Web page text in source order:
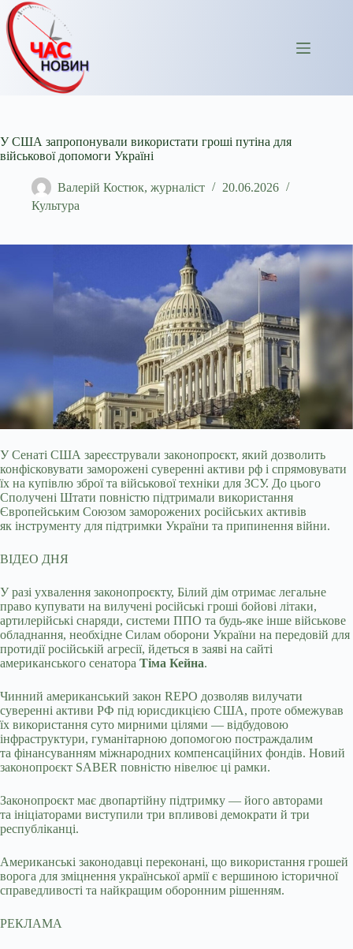
Перейти
до
вмісту
У США запропонували використати гроші путіна для
військової допомоги Україні
Валерій Костюк, журналіст
20.06.2026
Культура
У Сенаті США зареєстрували законопроєкт, який дозволить
конфісковувати заморожені суверенні активи рф і спрямовувати
їх на купівлю зброї та військової техніки для ЗСУ. До цього
Сполучені Штати повністю підтримали використання
Європейським Союзом заморожених російських активів
як інструменту для підтримки України та припинення війни.
ВІДЕО ДНЯ
У разі ухвалення законопроєкту, Білий дім отримає легальне
право купувати на вилучені російські гроші бойові літаки,
артилерійські снаряди, системи ППО та будь-яке інше військове
обладнання, необхідне Силам оборони України на передовій для
протидії російській агресії, йдеться в заяві на сайті
американського сенатора Тіма Кейна.
Чинний американський закон REPO дозволяв вилучати
суверенні активи РФ під юрисдикцією США, проте обмежував
їх використання суто мирними цілями — відбудовою
інфраструктури, гуманітарною допомогою постраждалим
та фінансуванням міжнародних компенсаційних фондів. Новий
законопроєкт SABER повністю нівелює ці рамки.
Законопроєкт має двопартійну підтримку — його авторами
та ініціаторами виступили три впливові демократи й три
республіканці.
Американські законодавці переконані, що використання грошей
ворога для зміцнення української армії є вершиною історичної
справедливості та найкращим оборонним рішенням.
РЕКЛАМА